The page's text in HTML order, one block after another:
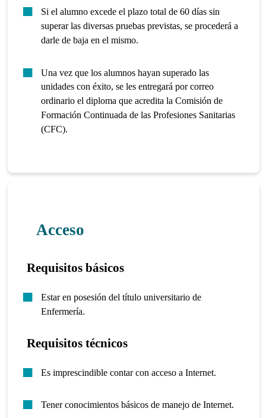
Si el alumno excede el plazo total de 60 días sin
superar las diversas pruebas previstas, se procederá a
darle de baja en el mismo.
Una vez que los alumnos hayan superado las
unidades con éxito, se les entregará por correo
ordinario el diploma que acredita la Comisión de
Formación Continuada de las Profesiones Sanitarias
(CFC).
Acceso
Requisitos básicos
Estar en posesión del título universitario de
Enfermería.
Requisitos técnicos
Es imprescindible contar con acceso a Internet.
Tener conocimientos básicos de manejo de Internet.